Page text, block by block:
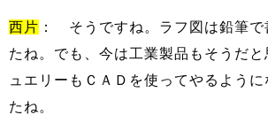
西片 ： そうですね。ラフ図は鉛筆で
たね。でも、今は工業製品もそうだ
ュエリーもＣＡＤを使ってやるよう
たね。